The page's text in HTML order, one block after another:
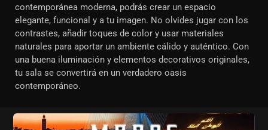
contemporánea moderna, podrás crear un espacio
elegante, funcional y a tu imagen. No olvides jugar con los
contrastes, añadir toques de color y usar materiales
naturales para aportar un ambiente cálido y auténtico. Con
una buena iluminación y elementos decorativos originales,
tu sala se convertirá en un verdadero oasis
contemporáneo.